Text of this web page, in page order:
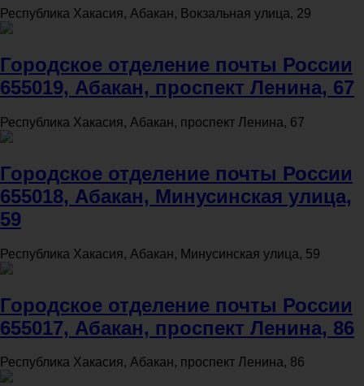
Республика Хакасия, Абакан, Вокзальная улица, 29
Городское отделение почты России
655019, Абакан, проспект Ленина, 67
Республика Хакасия, Абакан, проспект Ленина, 67
Городское отделение почты России
655018, Абакан, Минусинская улица,
59
Республика Хакасия, Абакан, Минусинская улица, 59
Городское отделение почты России
655017, Абакан, проспект Ленина, 86
Республика Хакасия, Абакан, проспект Ленина, 86